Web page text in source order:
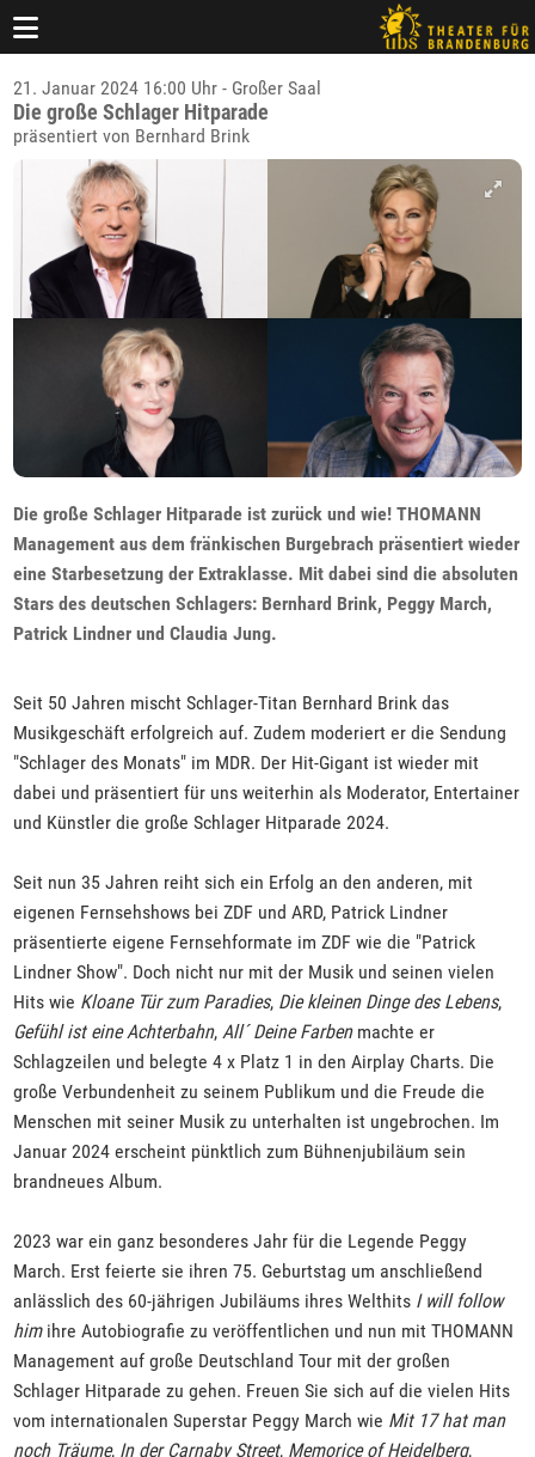
21. Januar 2024 16:00 Uhr - Großer Saal
Die große Schlager Hitparade
präsentiert von Bernhard Brink
Die große Schlager Hitparade ist zurück und wie! THOMANN
Management aus dem fränkischen Burgebrach präsentiert wieder
eine Starbesetzung der Extraklasse. Mit dabei sind die absoluten
Stars des deutschen Schlagers: Bernhard Brink, Peggy March,
Patrick Lindner und Claudia Jung.
Seit 50 Jahren mischt Schlager-Titan Bernhard Brink das
Musikgeschäft erfolgreich auf. Zudem moderiert er die Sendung
"Schlager des Monats" im MDR. Der Hit-Gigant ist wieder mit
dabei und präsentiert für uns weiterhin als Moderator, Entertainer
und Künstler die große Schlager Hitparade 2024.
Seit nun 35 Jahren reiht sich ein Erfolg an den anderen, mit
eigenen Fernsehshows bei ZDF und ARD, Patrick Lindner
präsentierte eigene Fernsehformate im ZDF wie die "Patrick
Lindner Show". Doch nicht nur mit der Musik und seinen vielen
Hits wie Kloane Tür zum Paradies, Die kleinen Dinge des Lebens,
Gefühl ist eine Achterbahn, All´ Deine Farbenmachte er
Schlagzeilen und belegte 4 x Platz 1 in den Airplay Charts. Die
große Verbundenheit zu seinem Publikum und die Freude die
Menschen mit seiner Musik zu unterhalten ist ungebrochen. Im
Januar 2024 erscheint pünktlich zum Bühnenjubiläum sein
brandneues Album.
2023 war ein ganz besonderes Jahr für die Legende Peggy
March. Erst feierte sie ihren 75. Geburtstag um anschließend
anlässlich des 60-jährigen Jubiläums ihres Welthits I will follow
himihre Autobiografie zu veröffentlichen und nun mit THOMANN
Management auf große Deutschland Tour mit der großen
Schlager Hitparade zu gehen. Freuen Sie sich auf die vielen Hits
vom internationalen Superstar Peggy March wie Mit 17 hat man
noch Träume, In der Carnaby Street, Memorice of Heidelberg,